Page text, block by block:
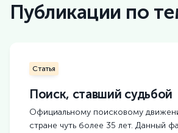
Публикации по
Статья
Поиск, ставший судьбой
Официальному поисковому
стране чуть более 35 лет. Данный